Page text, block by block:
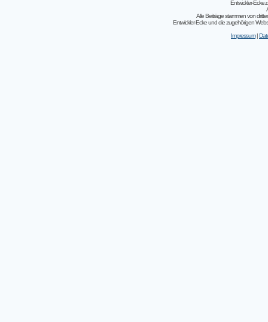
Entwickler-
Alle Beiträge stammen von
Entwickler-Ecke und die zugehörigen
Impressum|